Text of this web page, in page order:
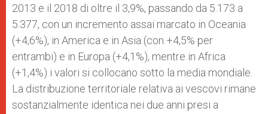
2013 e il 2018 di oltre il 3,9%, passando da 5.173 a
5.377, con un incremento assai marcato in Oceania
(+4,6%), in America e in Asia (con +4,5% per
entrambi) e in Europa (+4,1%), mentre in Africa
(+1,4%) i valori si collocano sotto la media mondiale.
La distribuzione territoriale relativa ai vescovi rimane
sostanzialmente identica nei due anni presi a